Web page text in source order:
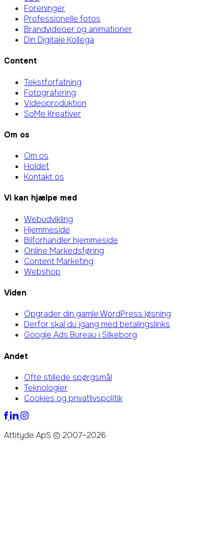
Foreninger
Professionelle fotos
Brandvideoer og animationer
Din Digitale Kollega
Content
Tekstforfatning
Fotografering
Videoproduktion
SoMe Kreativer
Om os
Om os
Holdet
Kontakt os
Vi kan hjælpe med
Webudvikling
Hjemmeside
Bilforhandler hjemmeside
Online Markedsføring
Content Marketing
Webshop
Viden
Opgrader din gamle WordPress løsning
Derfor skal du igang med betalingslinks
Google Ads Bureau i Silkeborg
Andet
Ofte stillede spørgsmål
Teknologier
Cookies og privatlivspolitik
Attityde ApS © 2007–2026